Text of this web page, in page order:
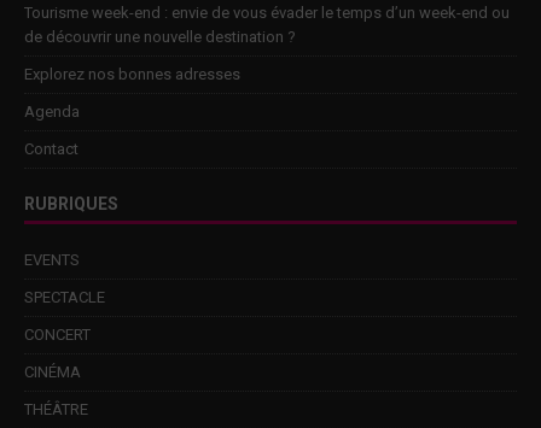
Tourisme week-end : envie de vous évader le temps d’un week-end ou
de découvrir une nouvelle destination ?
Explorez nos bonnes adresses
Agenda
Contact
RUBRIQUES
EVENTS
SPECTACLE
CONCERT
CINÉMA
THÉÂTRE